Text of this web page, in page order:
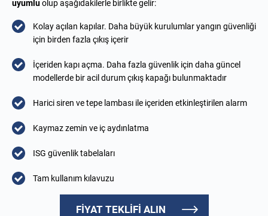
uyumluolup aşağıdakilerle birlikte gelir:
Kolay açılan kapılar. Daha büyük kurulumlar yangın güvenliği
için birden fazla çıkış içerir
İçeriden kapı açma. Daha fazla güvenlik için daha güncel
modellerde bir acil durum çıkış kapağı bulunmaktadır
Harici siren ve tepe lambası ile içeriden etkinleştirilen alarm
Kaymaz zemin ve iç aydınlatma
ISG güvenlik tabelaları
Tam kullanım kılavuzu
FİYAT TEKLİFİ ALIN